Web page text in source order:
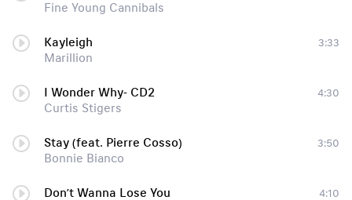
Fine Young Cannibals
Kayleigh
Marillion
3:33
I Wonder Why- CD2
Curtis Stigers
4:30
Stay (feat. Pierre Cosso)
Bonnie Bianco
3:50
Don’t Wanna Lose You
4:10